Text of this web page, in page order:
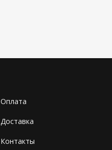
Оплата
Доставка
Контакты